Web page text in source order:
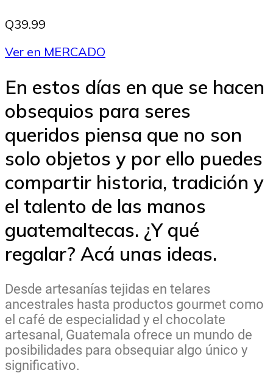
Q39.99
Ver en MERCADO
En estos días en que se hacen
obsequios para seres
queridos piensa que no son
solo objetos y por ello puedes
compartir historia, tradición y
el talento de las manos
guatemaltecas. ¿Y qué
regalar? Acá unas ideas.
Desde artesanías tejidas en telares
ancestrales hasta productos gourmet como
el café de especialidad y el chocolate
artesanal, Guatemala ofrece un mundo de
posibilidades para obsequiar algo único y
significativo.